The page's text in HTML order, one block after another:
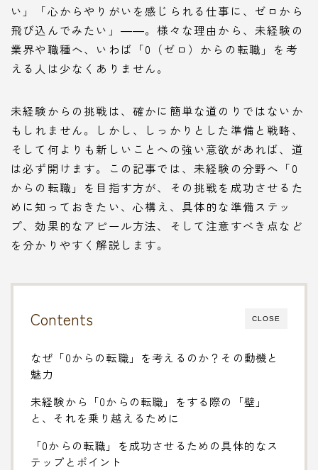
い」「心からやりがいを感じられる仕事に、ゼロから
飛び込んでみたい」――。様々な理由から、未経験の
業界や職種へ、いわば「0（ゼロ）からの転職」を考
える人は少なくありません。
未経験からの挑戦は、確かに簡単な道のりではないか
もしれません。しかし、しっかりとした準備と戦略、
そして何よりも新しいことへの強い意欲があれば、道
は必ず開けます。この記事では、未経験の分野へ「0
からの転職」を目指す方が、その挑戦を成功させるた
めに知っておきたい、心構え、具体的な準備ステッ
プ、効果的なアピール方法、そして注意すべき点など
を分かりやすく解説します。
CLOSE
Contents
なぜ「0からの転職」を考えるのか？その動機と
魅力
未経験から「0からの転職」をする際の「壁」
と、それを乗り越えるために
「0からの転職」を成功させるための具体的なス
テップとポイント